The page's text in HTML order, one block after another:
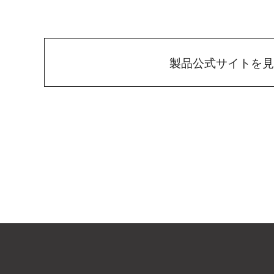
製品公式サイトを